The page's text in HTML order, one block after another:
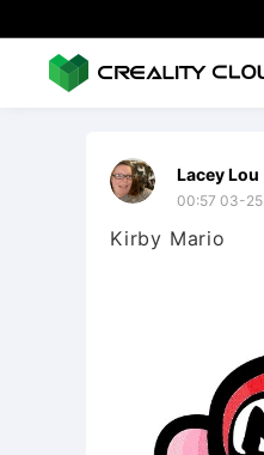
Lacey Lou
00:57 03-25
Kirby Mario